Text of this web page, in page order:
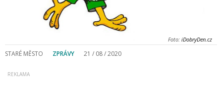
Foto: iDobryDen.cz
STARÉ MĚSTO ZPRÁVY 21 / 08 / 2020